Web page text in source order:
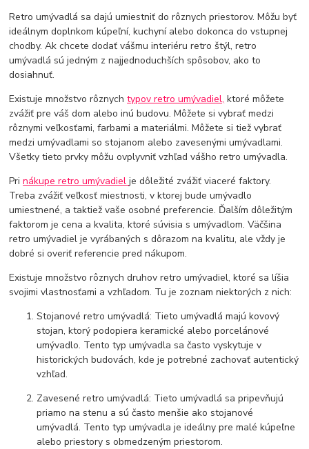
Retro umývadlá sa dajú umiestniť do rôznych priestorov. Môžu byť
ideálnym doplnkom kúpeľní, kuchyní alebo dokonca do vstupnej
chodby. Ak chcete dodať vášmu interiéru retro štýl, retro
umývadlá sú jedným z najjednoduchších spôsobov, ako to
dosiahnuť.
Existuje množstvo rôznychtypov retro umývadiel, ktoré môžete
zvážiť pre váš dom alebo inú budovu. Môžete si vybrať medzi
rôznymi veľkosťami, farbami a materiálmi. Môžete si tiež vybrať
medzi umývadlami so stojanom alebo zavesenými umývadlami.
Všetky tieto prvky môžu ovplyvniť vzhľad vášho retro umývadla.
Prinákupe retro umývadielje dôležité zvážiť viaceré faktory.
Treba zvážiť veľkosť miestnosti, v ktorej bude umývadlo
umiestnené, a taktiež vaše osobné preferencie. Ďalším dôležitým
faktorom je cena a kvalita, ktoré súvisia s umývadlom. Väčšina
retro umývadiel je vyrábaných s dôrazom na kvalitu, ale vždy je
dobré si overiť referencie pred nákupom.
Existuje množstvo rôznych druhov retro umývadiel, ktoré sa líšia
svojimi vlastnosťami a vzhľadom. Tu je zoznam niektorých z nich:
Stojanové retro umývadlá: Tieto umývadlá majú kovový
stojan, ktorý podopiera keramické alebo porcelánové
umývadlo. Tento typ umývadla sa často vyskytuje v
historických budovách, kde je potrebné zachovať autentický
vzhľad.
Zavesené retro umývadlá: Tieto umývadlá sa pripevňujú
priamo na stenu a sú často menšie ako stojanové
umývadlá. Tento typ umývadla je ideálny pre malé kúpeľne
alebo priestory s obmedzeným priestorom.